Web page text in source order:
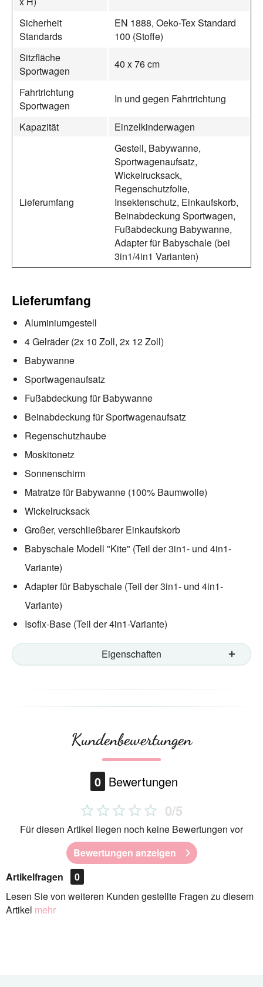
Sicherheit
Standards
EN 1888, Oeko-Tex Standard
100 (Stoffe)
Sitzfläche
Sportwagen
40 x 76 cm
Fahrtrichtung
Sportwagen
In und gegen Fahrtrichtung
Kapazität Einzelkinderwagen
Lieferumfang
Gestell, Babywanne,
Sportwagenaufsatz,
Wickelrucksack,
Regenschutzfolie,
Insektenschutz, Einkaufskorb,
Beinabdeckung Sportwagen,
Fußabdeckung Babywanne,
Adapter für Babyschale (bei
3in1/4in1 Varianten)
Lieferumfang
Aluminiumgestell
4 Gelräder (2x 10 Zoll, 2x 12 Zoll)
Babywanne
Sportwagenaufsatz
Fußabdeckung für Babywanne
Beinabdeckung für Sportwagenaufsatz
Regenschutzhaube
Moskitonetz
Sonnenschirm
Matratze für Babywanne (100% Baumwolle)
Wickelrucksack
Großer, verschließbarer Einkaufskorb
Babyschale Modell "Kite" (Teil der 3in1- und 4in1-
Variante)
Adapter für Babyschale (Teil der 3in1- und 4in1-
Variante)
Isofix-Base (Teil der 4in1-Variante)
Eigenschaften
Kundenbewertungen
0 Bewertungen
0/5
Für diesen Artikel liegen noch keine Bewertungen vor
Bewertungen anzeigen
Artikelfragen
0
Lesen Sie von weiteren Kunden gestellte Fragen zu diesem
Artikel mehr